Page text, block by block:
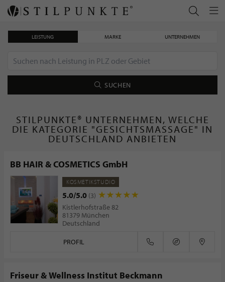
LEISTUNG MARKE UNTERNEHMEN
SUCHEN
STILPUNKTE® UNTERNEHMEN, WELCHE
DIE KATEGORIE "GESICHTSMASSAGE" IN
DEUTSCHLAND ANBIETEN
BB HAIR & COSMETICS GmbH
KOSMETIKSTUDIO
5.0/5.0 (3)
Kistlerhofstraße 82
81379 München
Deutschland
PROFIL
Friseur & Wellness Institut Beckmann